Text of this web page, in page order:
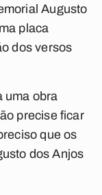
Augusto
placa
dos versos
uma obra
precise ficar
que os
dos Anjos